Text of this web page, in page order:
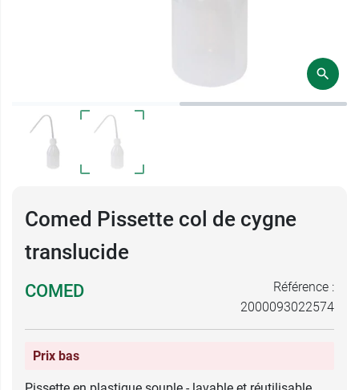
Comed Pissette col de cygne
translucide
COMED
Référence :
2000093022574
Prix bas